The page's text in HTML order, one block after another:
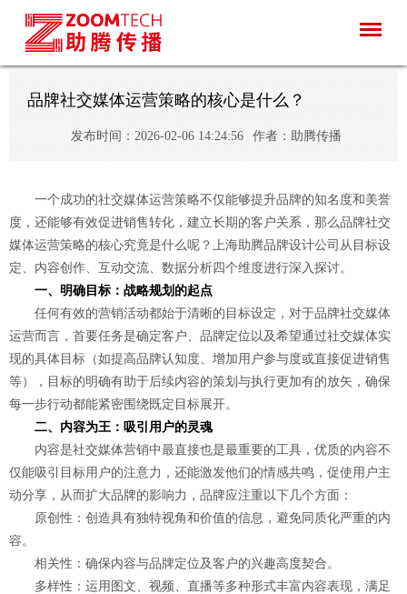
品牌社交媒体运营策略的核心是什么？
发布时间：2026-02-06 14:24:56 作者：助腾传播
一个成功的社交媒体运营策略不仅能够提升品牌的知名度和美誉
度，还能够有效促进销售转化，建立长期的客户关系，那么品牌社交
媒体运营策略的核心究竟是什么呢？上海助腾品牌设计公司从目标设
定、内容创作、互动交流、数据分析四个维度进行深入探讨。
一、明确目标：战略规划的起点
任何有效的营销活动都始于清晰的目标设定，对于品牌社交媒体
运营而言，首要任务是确定客户、品牌定位以及希望通过社交媒体实
现的具体目标（如提高品牌认知度、增加用户参与度或直接促进销售
等），目标的明确有助于后续内容的策划与执行更加有的放矢，确保
每一步行动都能紧密围绕既定目标展开。
二、内容为王：吸引用户的灵魂
内容是社交媒体营销中最直接也是最重要的工具，优质的内容不
仅能吸引目标用户的注意力，还能激发他们的情感共鸣，促使用户主
动分享，从而扩大品牌的影响力，品牌应注重以下几个方面：
原创性：创造具有独特视角和价值的信息，避免同质化严重的内
容。
相关性：确保内容与品牌定位及客户的兴趣高度契合。
多样性：运用图文、视频、直播等多种形式丰富内容表现，满足